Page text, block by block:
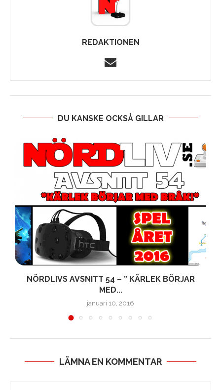
REDAKTIONEN
DU KANSKE OCKSÅ GILLAR
NÖRDLIVS AVSNITT 54 – ” KÄRLEK BÖRJAR
MED...
januari 10, 2016
LÄMNA EN KOMMENTAR